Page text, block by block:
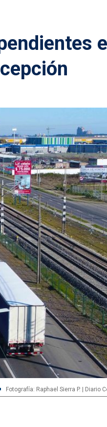
Fotografía: Raphael Sierra P. | Diario